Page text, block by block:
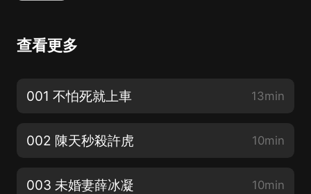
查看更多
001 不怕死就上車 13min
002 陳天秒殺許虎 10min
003 未婚妻薛冰凝 10min